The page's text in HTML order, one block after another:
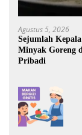
Agustus 5, 2026
Sejumlah
Minyak Goreng
Pribadi